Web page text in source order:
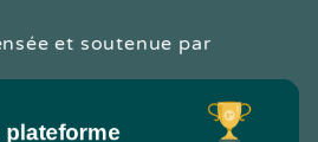
et soutenue par